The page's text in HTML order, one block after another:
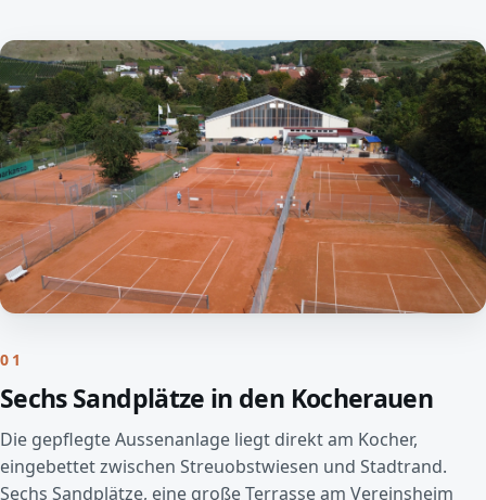
01
Sechs Sandplätze in den Kocherauen
Die gepflegte Aussenanlage liegt direkt am Kocher,
eingebettet zwischen Streuobstwiesen und Stadtrand.
Sechs Sandplätze, eine große Terrasse am Vereinsheim